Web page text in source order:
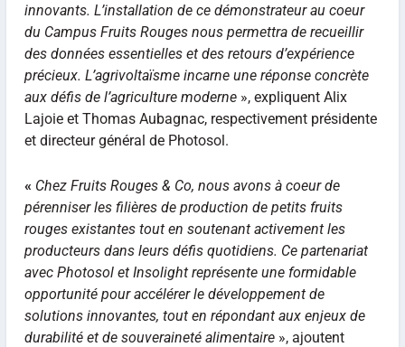
innovants. L’installation de ce démonstrateur au coeur
du Campus Fruits Rouges nous permettra de recueillir
des données essentielles et des retours d’expérience
précieux. L’agrivoltaïsme incarne une réponse concrète
aux défis de l’agriculture moderne», expliquent Alix
Lajoie et Thomas Aubagnac, respectivement présidente
et directeur général de Photosol.
« Chez Fruits Rouges & Co, nous avons à coeur de
pérenniser les filières de production de petits fruits
rouges existantes tout en soutenant activement les
producteurs dans leurs défis quotidiens. Ce partenariat
avec Photosol et Insolight représente une formidable
opportunité pour accélérer le développement de
solutions innovantes, tout en répondant aux enjeux de
durabilité et de souveraineté alimentaire », ajoutent